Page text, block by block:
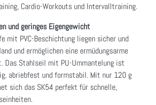
Cardio-Workouts und Intervalltraining.
und geringes Eigengewicht
mit PVC-Beschichtung liegen sicher und
und ermöglichen eine ermüdungsarme
Das Stahlseil mit PU-Ummantelung ist
abriebfest und formstabil. Mit nur 120 g
sich das SK54 perfekt für schnelle,